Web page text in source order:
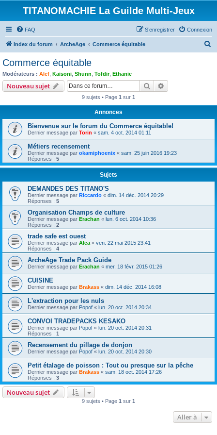
TITANOMACHIE La Guilde Multi-Jeux
FAQ Connexion
S’enregistrer
Index du forum ArcheAge Commerce équitable
Commerce équitable
Modérateurs : Alef Kaisoni Shunn Tofdir, Ethanie
Nouveau sujet Rechercher
9 sujets • Page 1 sur 1
Annonces
Bienvenue sur le forum du Commerce équitable!
Dernier message par Torin « sam. 4 oct. 2014 01:11
Métiers recensement
Dernier message par okamiphoenix « sam. 25 juin 2016 19:23
Réponses : 5
Sujets
DEMANDES DES TITANO'S
Dernier message par Riccardo « dim. 14 déc. 2014 20:29
Réponses : 5
Organisation Champs de culture
Dernier message par Erachan « lun. 6 oct. 2014 10:36
Réponses : 2
trade safe est ouest
Dernier message par Alea « ven. 22 mai 2015 23:41
Réponses : 4
ArcheAge Trade Pack Guide
Dernier message par Erachan « mer. 18 févr. 2015 01:26
CUISINE
Dernier message par Brakass « dim. 14 déc. 2014 16:08
L'extraction pour les nuls
Dernier message par Popof « lun. 20 oct. 2014 20:34
CONVOI TRADEPACKS KESAKO
Dernier message par Popof « lun. 20 oct. 2014 20:31
Réponses : 1
Recensement du pillage de donjon
Dernier message par Popof « lun. 20 oct. 2014 20:30
Petit étalage de poisson : Tout ou presque sur la pêche
Dernier message par Brakass « sam. 18 oct. 2014 17:26
Réponses : 3
Nouveau sujet
9 sujets • Page 1 sur 1
Aller à